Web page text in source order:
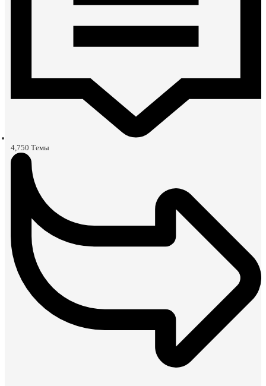
4,750 Темы